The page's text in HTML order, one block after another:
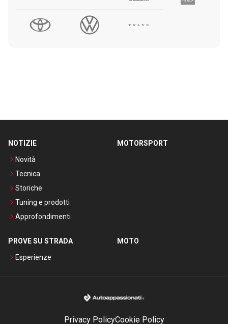
NOTIZIE
Novità
Tecnica
Storiche
Tuning e prodotti
Approfondimenti
MOTORSPORT
PROVE SU STRADA
Esperienze
MOTO
Privacy PolicyCookie Policy